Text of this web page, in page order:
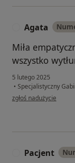
Agata
Miła
wszystko
5 lutego 2025
• Specjalistyczny
w opinii użytkownika
zgłoś nadużycie
Pacjent